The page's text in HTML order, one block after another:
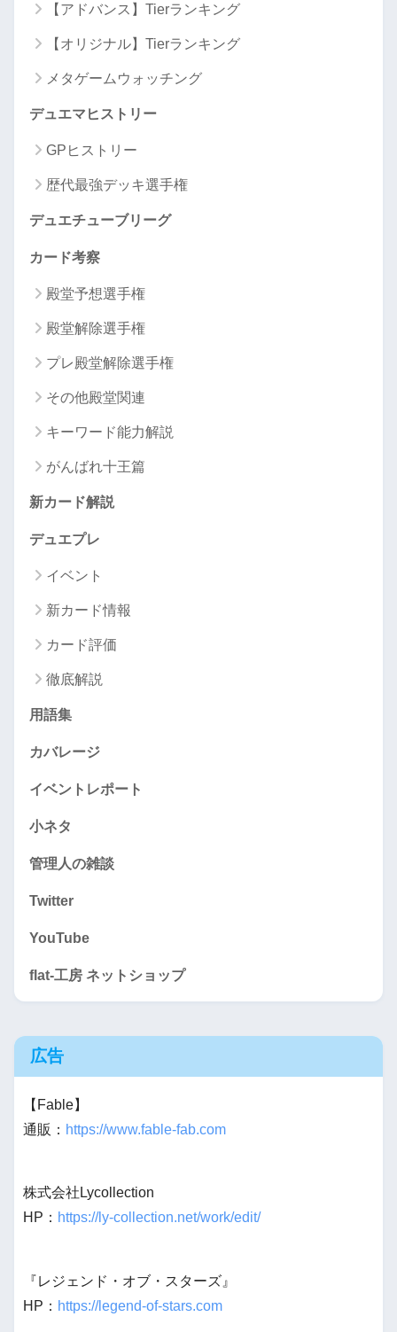
【アドバンス】Tierランキング
【オリジナル】Tierランキング
メタゲームウォッチング
デュエマヒストリー
GPヒストリー
歴代最強デッキ選手権
デュエチューブリーグ
カード考察
殿堂予想選手権
殿堂解除選手権
プレ殿堂解除選手権
その他殿堂関連
キーワード能力解説
がんばれ十王篇
新カード解説
デュエプレ
イベント
新カード情報
カード評価
徹底解説
用語集
カバレージ
イベントレポート
小ネタ
管理人の雑談
Twitter
YouTube
flat-工房 ネットショップ
広告
【Fable】
通販： https://www.fable-fab.com
株式会社Lycollection
HP： https://ly-collection.net/work/edit/
『レジェンド・オブ・スターズ』
HP： https://legend-of-stars.com